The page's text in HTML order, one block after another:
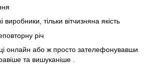
виробники, тільки вітчизняна якість
річ
онлайн або ж просто зателефонувавши
та вишуканіше .